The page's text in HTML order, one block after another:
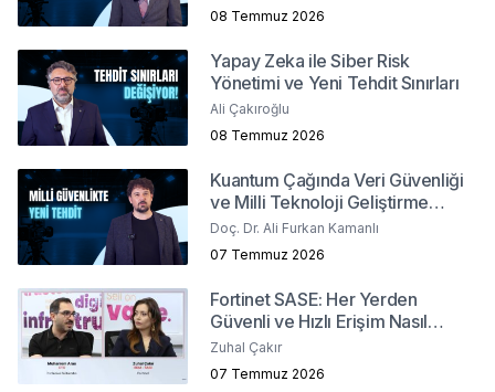
08 Temmuz 2026
Yapay Zeka ile Siber Risk
Yönetimi ve Yeni Tehdit Sınırları
Ali Çakıroğlu
08 Temmuz 2026
Kuantum Çağında Veri Güvenliği
ve Milli Teknoloji Geliştirme
Stratejileri
Doç. Dr. Ali Furkan Kamanlı
07 Temmuz 2026
Fortinet SASE: Her Yerden
Güvenli ve Hızlı Erişim Nasıl
Sağlanır?
Zuhal Çakır
07 Temmuz 2026